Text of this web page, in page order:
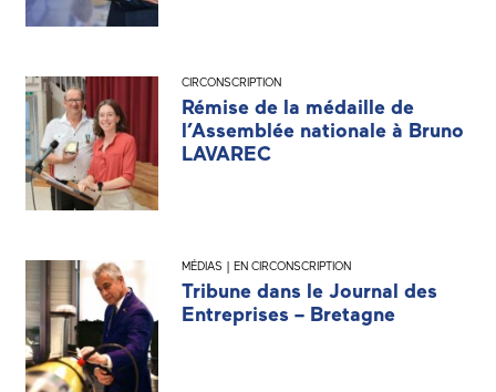
CIRCONSCRIPTION
Rémise de la médaille de
l’Assemblée nationale à Bruno
LAVAREC
MÉDIAS | EN CIRCONSCRIPTION
Tribune dans le Journal des
Entreprises – Bretagne